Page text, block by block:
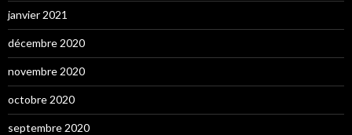
janvier 2021
décembre 2020
novembre 2020
octobre 2020
septembre 2020